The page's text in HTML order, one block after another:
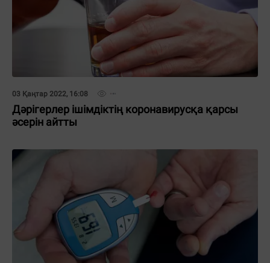
03 Қаңтар 2022, 16:08
Дәрігерлер ішімдіктің коронавирусқа қарсы
әсерін айтты